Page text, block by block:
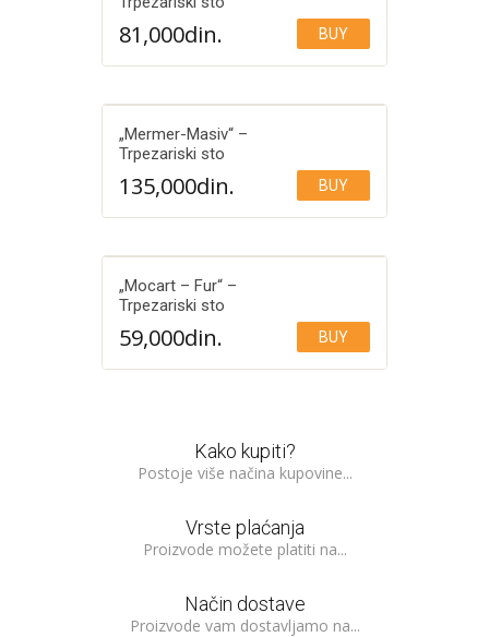
81,000din. BUY
„Mermer-Masiv“ –
Trpezariski sto
135,000din. BUY
„Mocart – Fur“ –
Trpezariski sto
59,000din. BUY
Kako kupiti?
Postoje više načina kupovine...
Vrste plaćanja
Proizvode možete platiti na...
Način dostave
Proizvode vam dostavljamo na...